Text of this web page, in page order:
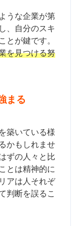
うな企業が第
、自分のスキ
とが鍵です。
を見つける努
まる
築いている様
かもしれませ
ずの人々と比
とは精神的に
アは人それぞ
判断を誤るこ